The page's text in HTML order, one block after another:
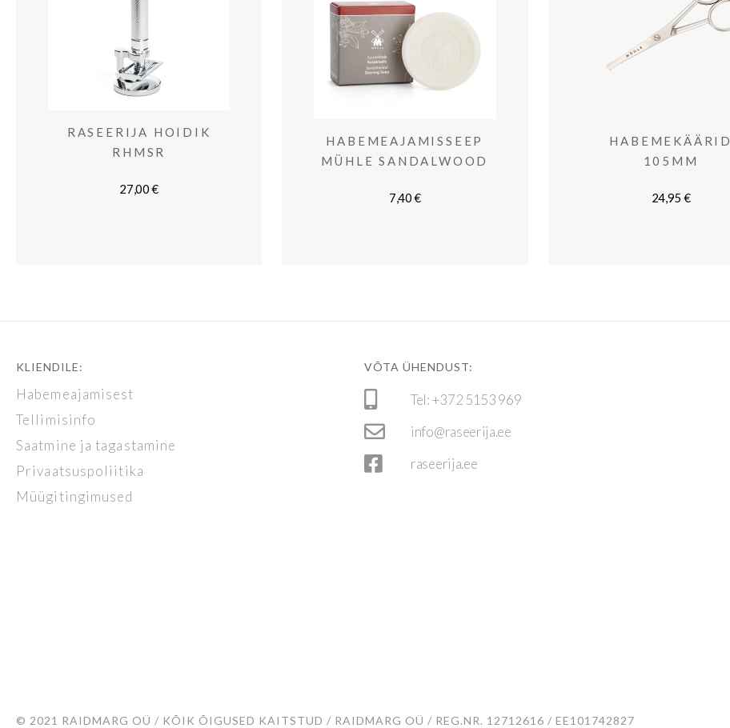
RASEERIJA HOIDIK
RHMSR
27,00€
HABEMEAJAMISSEEP
MÜHLE SANDALWOOD
7,40€
HABEMEKÄÄRID
105MM
24,95 €
KLIENDILE:
Habemeajamisest
Tellimisinfo
Saatmine ja tagastamine
Privaatsuspoliitika
Müügitingimused
VÕTA ÜHENDUST:
Tel: +372 5153 969
info@raseerija.ee
raseerija.ee
© 2021 RAIDMARG OÜ / KÕIK ÕIGUSED KAITSTUD / RAIDMARG OÜ / REG.NR. 12712616 / EE101742827